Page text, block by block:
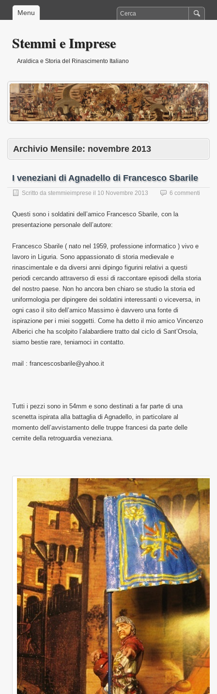
Menu
Stemmi e Imprese
Araldica e Storia del Rinascimento Italiano
Archivio Mensile: novembre 2013
I veneziani di Agnadello di Francesco Sbarile
Scritto da stemmieimprese il 10 Novembre 2013 6 commenti
Questi sono i soldatini dell’amico Francesco Sbarile, con la
presentazione personale dell’autore:
Francesco Sbarile ( nato nel 1959, professione informatico ) vivo e
lavoro in Liguria. Sono appassionato di storia medievale e
rinascimentale e da diversi anni dipingo figurini relativi a questi
periodi cercando attraverso di essi di raccontare episodi della storia
del nostro paese. Non ho ancora ben chiaro se studio la storia ed
uniformologia per dipingere dei soldatini interessanti o viceversa, in
ogni caso il sito dell’amico Massimo è davvero una fonte di
ispirazione per i miei soggetti. Come ha detto il mio amico Vincenzo
Alberici che ha scolpito l’alabardiere tratto dal ciclo di Sant’Orsola,
siamo bestie rare, teniamoci in contatto.
mail : francescosbarile@yahoo.it
Tutti i pezzi sono in 54mm e sono destinati a far parte di una
scenetta ispirata alla battaglia di Agnadello, in particolare al
momento dell’avvistamento delle truppe francesi da parte delle
cernite della retroguardia veneziana.